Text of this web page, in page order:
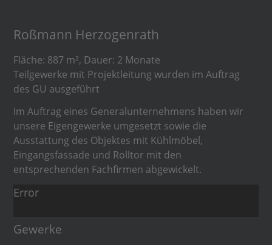
Roßmann Herzogenrath
Fläche: 887 m², Dauer: 2 Monate
Teilgewerke mit Projektleitung wurden im Auftrag
des GU ausgeführt
Im Auftrag eines Generalunternehmens haben wir
unsere Eigengewerke umgesetzt sowie die
Ausstattung des Objektes mit Kühlmöbel,
Eingangsfassade und Rolltor mit den
entsprechenden Fachfirmen abgewickelt.
Error
Gewerke